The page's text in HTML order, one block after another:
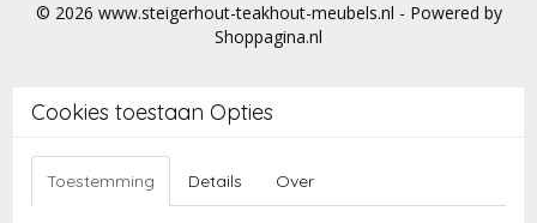
© 2026 www.steigerhout-teakhout-meubels.nl - Powered by
Shoppagina.nl
Cookies toestaan Opties
Toestemming Details Over